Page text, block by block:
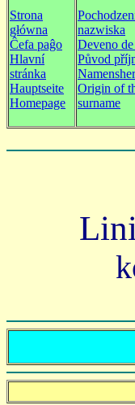
Strona
główna
Ĉefa paĝo
Hlavní
stránka
Hauptseite
Homepage
nazwiska
Deveno
Původ
Origin of
surname